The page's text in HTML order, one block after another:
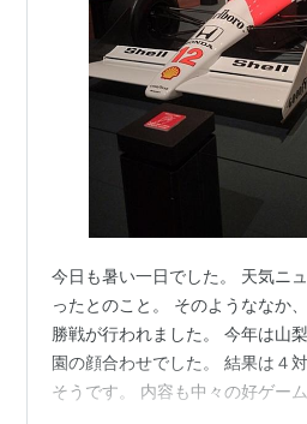
今日も暑い一日でした。 天気ニ
ったとのこと。 そのようななか
勝戦が行われました。 今年は山
園の顔合わせでした。 結果は４
そうです。 内容も中々の好ゲー